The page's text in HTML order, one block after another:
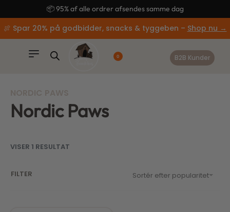
📦 95% af alle ordrer afsendes samme dag
🍖 Spar 20% på godbidder, snacks & tyggeben – Shop nu →
0 B2B Kunder
Nordic Paws
VISER 1 RESULTAT
Sortér efter popularitet
FILTER